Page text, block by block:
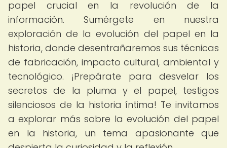
papel crucial en la revolución de la
información. Sumérgete en nuestra
exploración de la evolución del papel en la
historia, donde desentrañaremos sus técnicas
de fabricación, impacto cultural, ambiental y
tecnológico. ¡Prepárate para desvelar los
secretos de la pluma y el papel, testigos
silenciosos de la historia íntima! Te invitamos
a explorar más sobre la evolución del papel
en la historia, un tema apasionante que